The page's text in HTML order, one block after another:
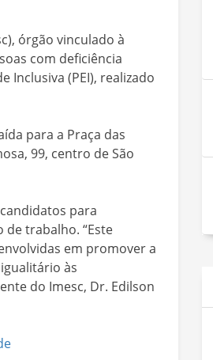
órgão vinculado à
com deficiência
Inclusiva (PEI), realizado
para a Praça das
99, centro de São
para
trabalho. “Este
em promover a
às
do Imesc, Dr. Edilson